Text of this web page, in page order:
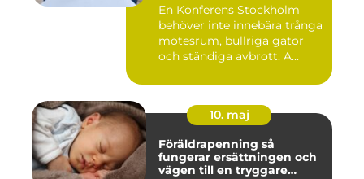
En Konferens Stockholm
behöver inte innebära trånga
mötesrum, bullriga gator
och ständiga avbrott. A...
10. maj
Föräldrapenning så
fungerar ersättningen och
vägen till en tryggare